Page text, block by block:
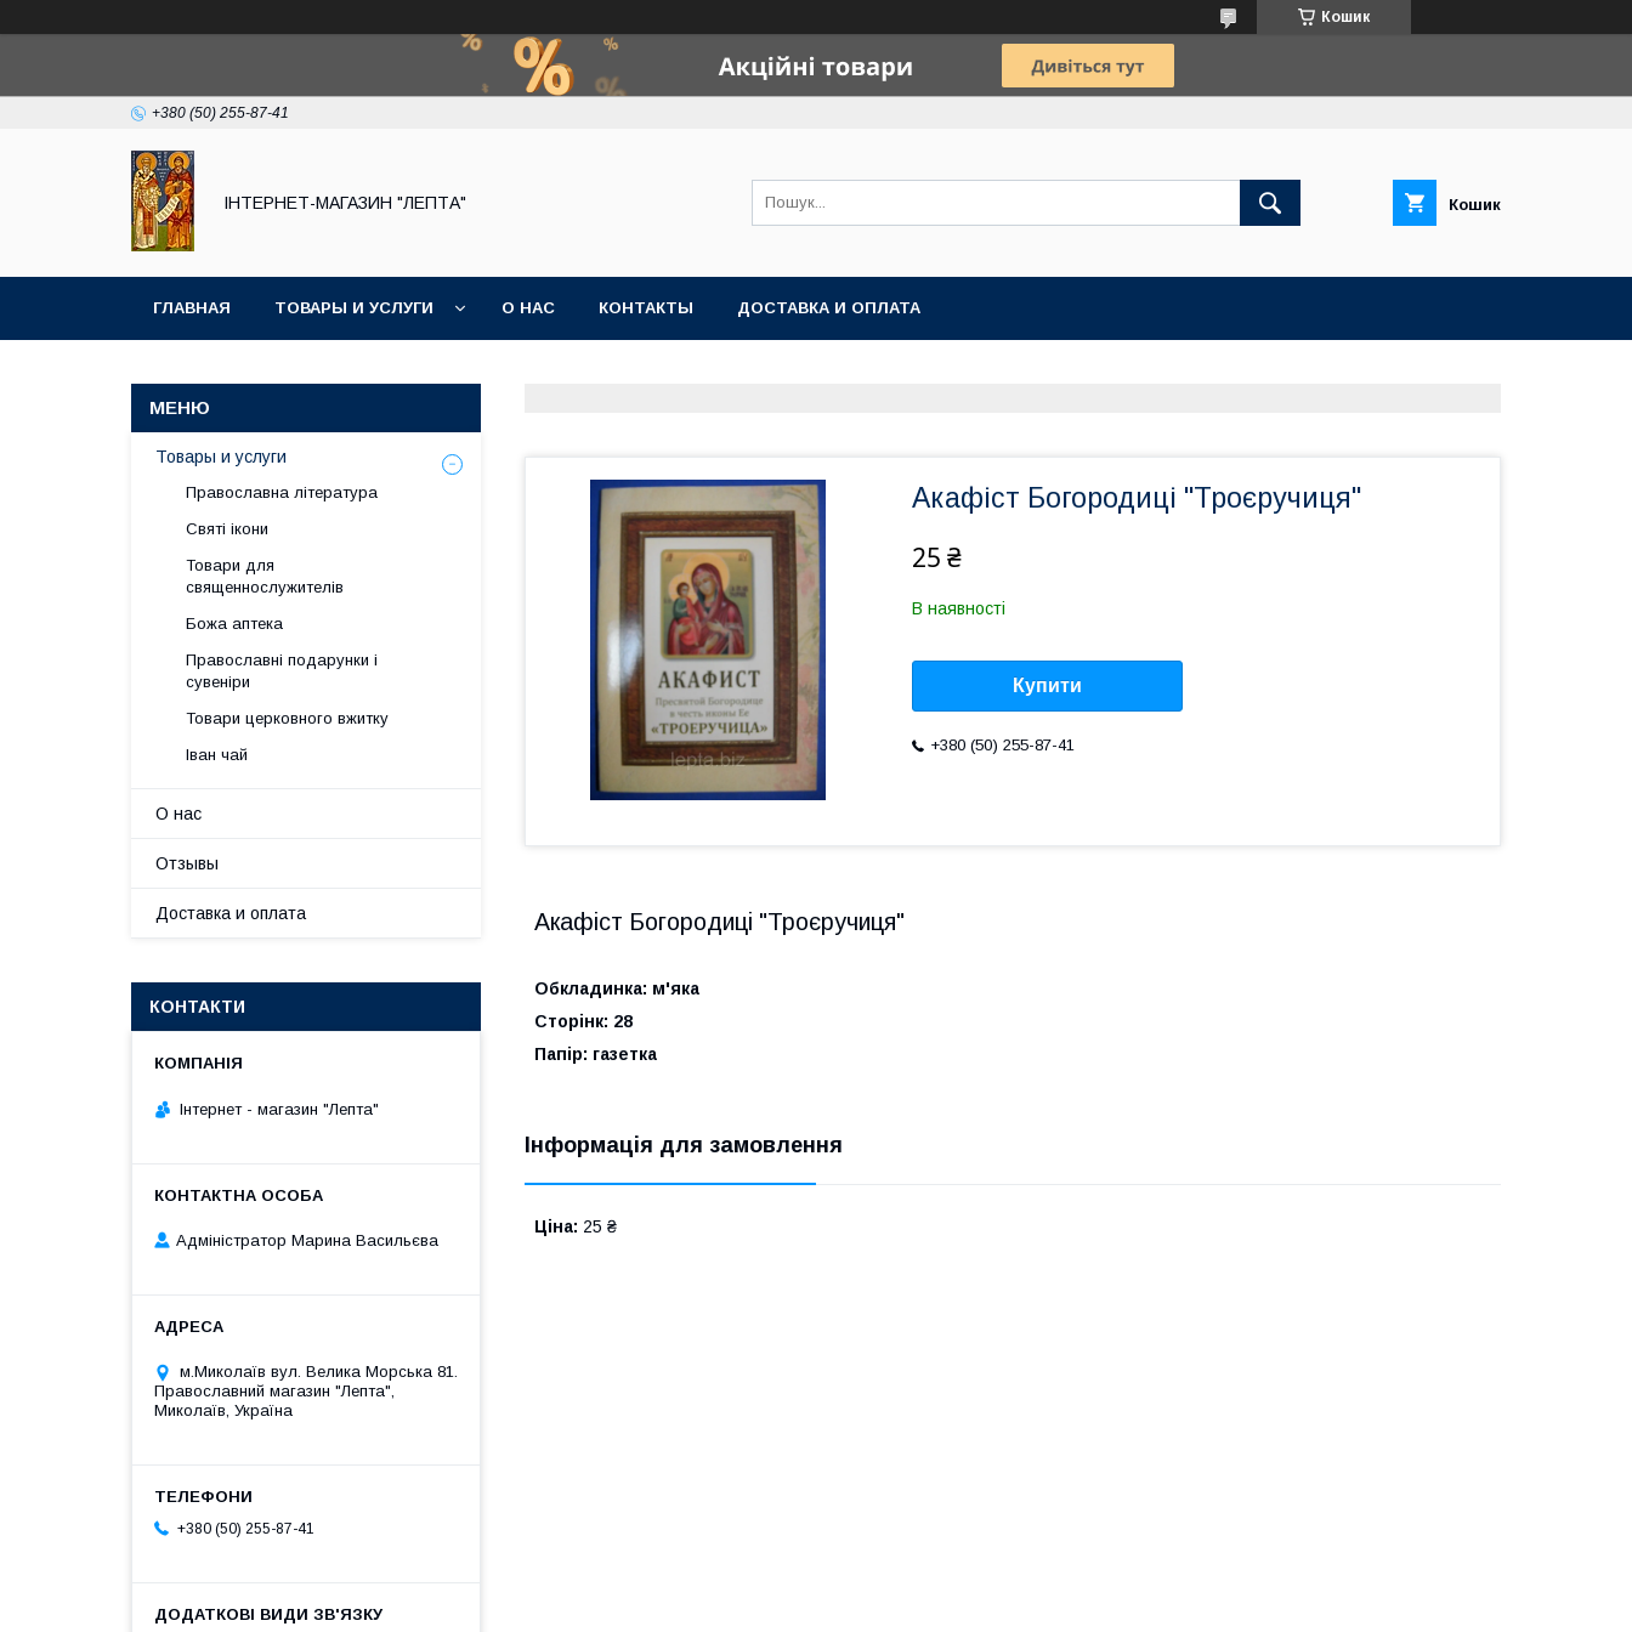
Кошик
+380 (50) 255-87-41
IНТЕРНЕТ-МАГАЗИН "ЛЕПТА" Кошик
ГЛАВНАЯ ТОВАРЫ И УСЛУГИ О НАС КОНТАКТЫ ДОСТАВКА И ОПЛАТА
Акафіст Богородиці "Троєручиця"
25 ₴
В наявності
Купити
+380 (50) 255-87-41
Акафіст Богородиці "Троєручиця"
Обкладинка: м'яка
Сторінк: 28
Папір: газетка
Інформація для замовлення
Ціна: 25 ₴
Товары и услуги
Православна література
Святі ікони
Товари для
священнослужителів
Божа аптека
Православні подарунки і
сувеніри
Товари церковного вжитку
Іван чай
О нас
Отзывы
Доставка и оплата
КОНТАКТИ
Iнтернет - магазин "Лепта"
Адміністратор Марина Васильєва
м.Миколаїв вул. Велика Морська 81.
Православний магазин "Лепта",
Миколаїв, Україна
+380 (50) 255-87-41